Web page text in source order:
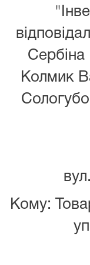
Сербіна
Колмик
Кому: